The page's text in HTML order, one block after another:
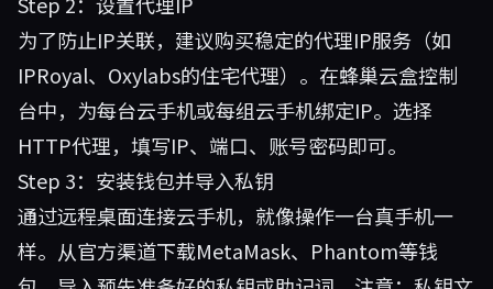
为了防止IP关联，建议购买稳定的代理IP服务（如
IPRoyal、Oxylabs的住宅代理）。在蜂巢云盒控制
台中，为每台云手机或每组云手机绑定IP。选择
HTTP代理，填写IP、端口、账号密码即可。
Step 3：安装钱包并导入私钥
通过远程桌面连接云手机，就像操作一台真手机一
样。从官方渠道下载MetaMask、Phantom等钱